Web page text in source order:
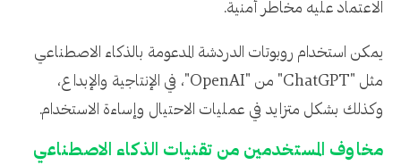
الاعتماد عليه مخاطر أمنية.
يمكن استخدام روبوتات الدردشة المدعومة بالذكاء الاصطناعي
مثل "ChatGPT" من "OpenAI"، في الإنتاجية والإبداع،
وكذلك بشكل متزايد في عمليات الاحتيال وإساءة الاستخدام.
مخاوف المستخدمين من تقنيات الذكاء الاصطناعي